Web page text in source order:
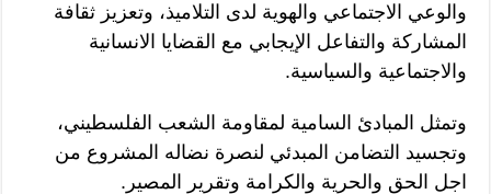
والوعي الاجتماعي والهوية لدى التلاميذ، وتعزيز ثقافة
المشاركة والتفاعل الإيجابي مع القضايا الانسانية
والاجتماعية والسياسية.
وتمثل المبادئ السامية لمقاومة الشعب الفلسطيني،
وتجسيد التضامن المبدئي لنصرة نضاله المشروع من
اجل الحق والحرية والكرامة وتقرير المصير.